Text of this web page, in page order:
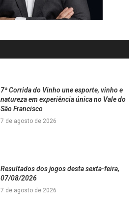
7ª Corrida do Vinho une esporte, vinho e
natureza em experiência única no Vale do
São Francisco
7 de agosto de 2026
Resultados dos jogos desta sexta-feira,
07/08/2026
7 de agosto de 2026